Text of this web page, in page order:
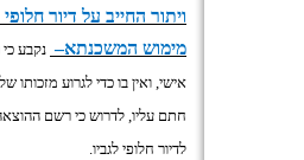
ויתור החייב על דיור
מימוש המשכנתא– נקבע כי
אישי, ואין בו כדי לגרוע
חתם עליו, לדרוש כי רשם
לדיור חלופי לגביו.